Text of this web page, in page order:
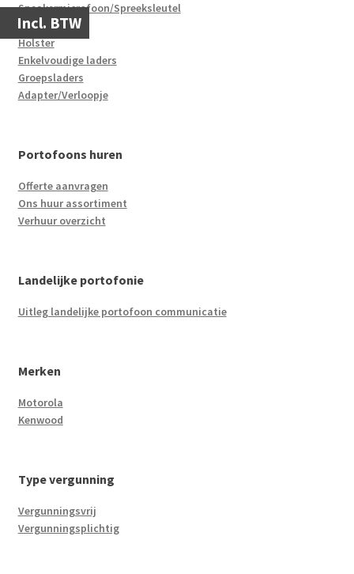
Incl. BTW
Speakermicrofoon/Spreeksleutel
Accu’s
Holster
Enkelvoudige laders
Groepsladers
Adapter/Verloopje
Portofoons huren
Offerte aanvragen
Ons huur assortiment
Verhuur overzicht
Landelijke portofonie
Uitleg landelijke portofoon communicatie
Merken
Motorola
Kenwood
Type vergunning
Vergunningsvrij
Vergunningsplichtig